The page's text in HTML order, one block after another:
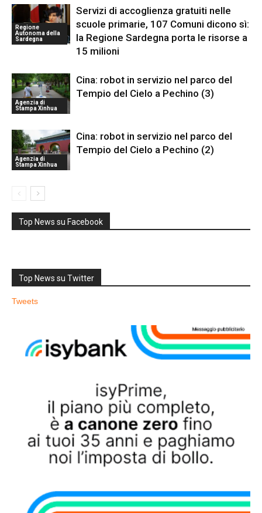
Regione
Autonoma della
Sardegna
Servizi di accoglienza gratuiti nelle
scuole primarie, 107 Comuni dicono sì:
la Regione Sardegna porta le risorse a
15 milioni
Agenzia di
Stampa Xinhua
Cina: robot in servizio nel parco del
Tempio del Cielo a Pechino (3)
Agenzia di
Stampa Xinhua
Cina: robot in servizio nel parco del
Tempio del Cielo a Pechino (2)
Top News su Facebook
Top News su Twitter
Tweets